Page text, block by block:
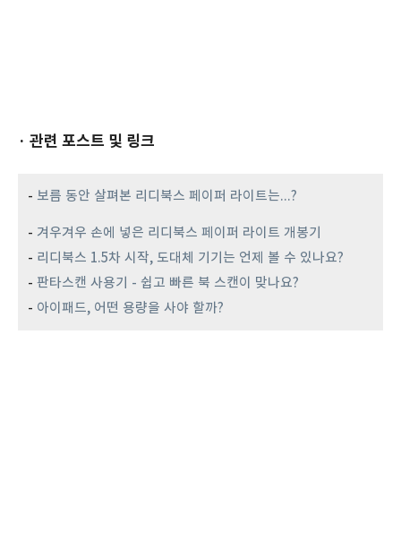
· 관련 포스트 및 링크
- 보름 동안 살펴본 리디북스 페이퍼 라이트는...?
- 겨우겨우 손에 넣은 리디북스 페이퍼 라이트 개봉기
- 리디북스 1.5차 시작, 도대체 기기는 언제 볼 수 있나요?
- 판타스캔 사용기 - 쉽고 빠른 북 스캔이 맞나요?
- 아이패드, 어떤 용량을 사야 할까?